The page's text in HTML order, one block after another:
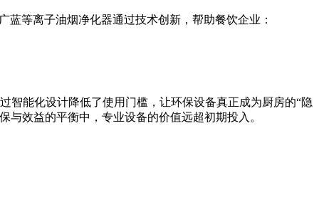
等离子油烟净化器通过技术创新，帮助餐饮企业：
智能化设计降低了使用门槛，让环保设备真正成为厨房的“隐
效益的平衡中，专业设备的价值远超初期投入。